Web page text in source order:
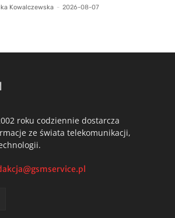
Kowalczewska - 2026-08-07
roku codziennie dostarcza
ze świata telekomunikacji,